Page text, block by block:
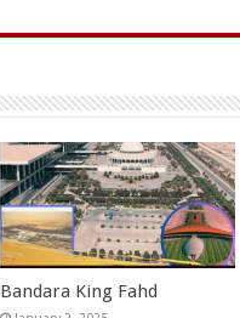
Bandara King Fahd